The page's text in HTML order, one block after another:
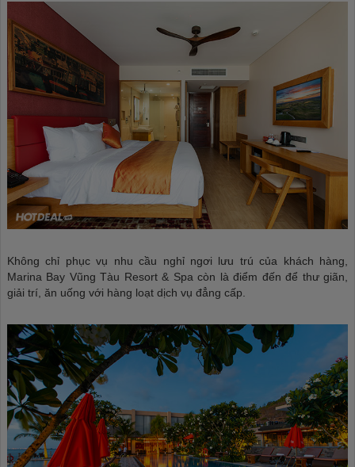
Không chỉ phục vụ nhu cầu nghỉ ngơi lưu trú của khách hàng,
Marina Bay Vũng Tàu Resort & Spa còn là điểm đến để thư giãn,
giải trí, ăn uống với hàng loạt dịch vụ đẳng cấp.